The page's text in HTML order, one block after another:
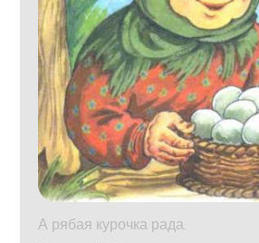
А рябая курочка рада.